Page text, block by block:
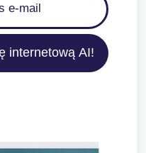
internetową AI!